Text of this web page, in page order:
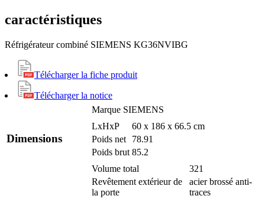
caractéristiques
Réfrigérateur combiné SIEMENS KG36NVIBG
Télécharger la fiche produit
Télécharger la notice
Marque SIEMENS
Dimensions
LxHxP
60 x 186 x 66.5 cm
Poids net
78.91
Poids brut 85.2
Volume total
321
Revêtement extérieur de
la porte
acier brossé anti-
traces